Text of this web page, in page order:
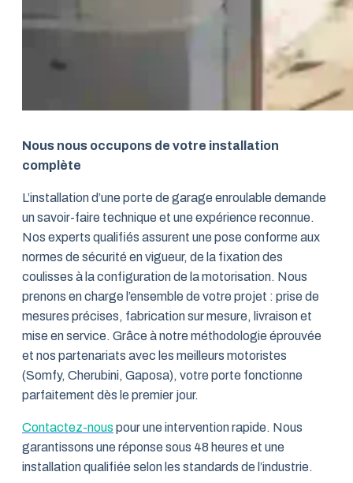
Nous nous occupons de votre installation
complète
L’installation d’une porte de garage enroulable demande
un savoir-faire technique et une expérience reconnue.
Nos experts qualifiés assurent une pose conforme aux
normes de sécurité en vigueur, de la fixation des
coulisses à la configuration de la motorisation. Nous
prenons en charge l’ensemble de votre projet : prise de
mesures précises, fabrication sur mesure, livraison et
mise en service. Grâce à notre méthodologie éprouvée
et nos partenariats avec les meilleurs motoristes
(Somfy, Cherubini, Gaposa), votre porte fonctionne
parfaitement dès le premier jour.
Contactez-nous pour une intervention rapide. Nous
garantissons une réponse sous 48 heures et une
installation qualifiée selon les standards de l’industrie.